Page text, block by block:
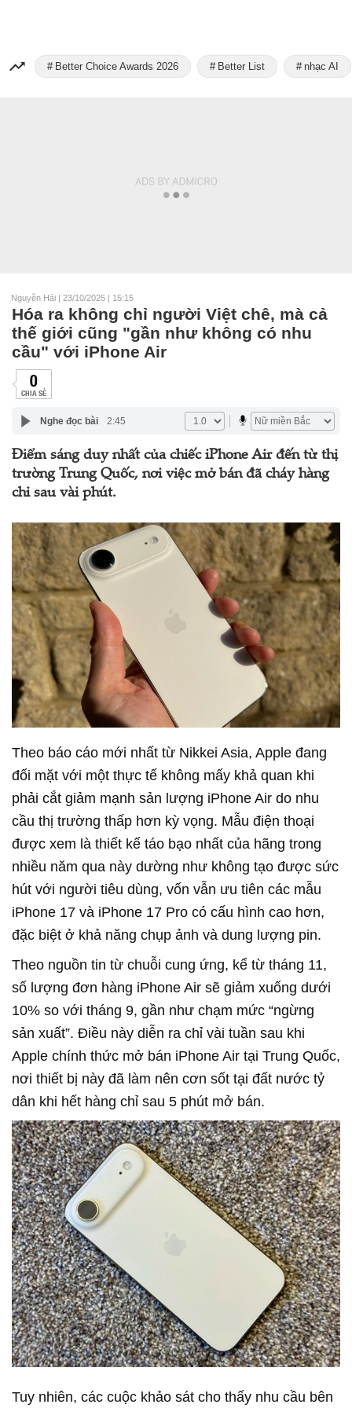
Better Choice Awards 2026 Better List nhạc AI
Nguyễn Hải | 23/10/2025 | 15:15
Hóa ra không chỉ người Việt chê, mà cả
thế giới cũng "gần như không có nhu
cầu" với iPhone Air
0
CHIA SẺ
Nghe đọc bài 2:45
Điểm sáng duy nhất của chiếc iPhone Air đến từ thị
trường Trung Quốc, nơi việc mở bán đã cháy hàng
chỉ sau vài phút.
Theo báo cáo mới nhất từ Nikkei Asia, Apple đang
đối mặt với một thực tế không mấy khả quan khi
phải cắt giảm mạnh sản lượng iPhone Air do nhu
cầu thị trường thấp hơn kỳ vọng. Mẫu điện thoại
được xem là thiết kế táo bạo nhất của hãng trong
nhiều năm qua này dường như không tạo được sức
hút với người tiêu dùng, vốn vẫn ưu tiên các mẫu
iPhone 17 và iPhone 17 Pro có cấu hình cao hơn,
đặc biệt ở khả năng chụp ảnh và dung lượng pin.
Theo nguồn tin từ chuỗi cung ứng, kể từ tháng 11,
số lượng đơn hàng iPhone Air sẽ giảm xuống dưới
10% so với tháng 9, gần như chạm mức “ngừng
sản xuất”. Điều này diễn ra chỉ vài tuần sau khi
Apple chính thức mở bán iPhone Air tại Trung Quốc,
nơi thiết bị này đã làm nên cơn sốt tại đất nước tỷ
dân khi hết hàng chỉ sau 5 phút mở bán.
Tuy nhiên, các cuộc khảo sát cho thấy nhu cầu bên